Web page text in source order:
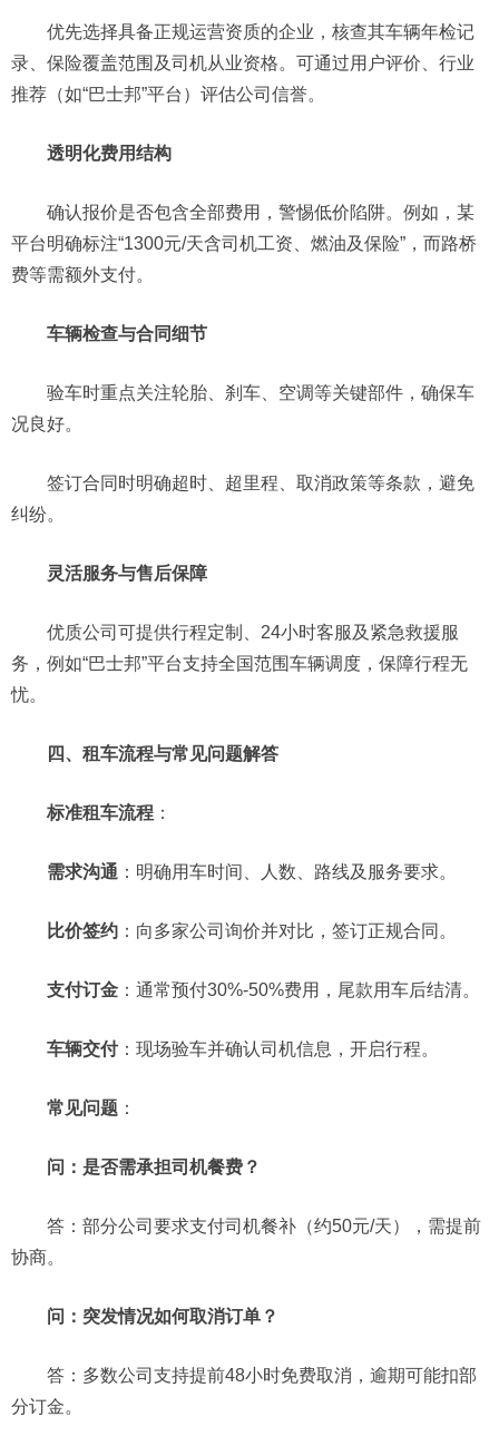
优先选择具备正规运营资质的企业，核查其车辆年检记
录、保险覆盖范围及司机从业资格。可通过用户评价、行业
推荐（如“巴士邦”平台）评估公司信誉。
透明化费用结构
确认报价是否包含全部费用，警惕低价陷阱。例如，某
平台明确标注“1300元/天含司机工资、燃油及保险”，而路桥
费等需额外支付。
车辆检查与合同细节
验车时重点关注轮胎、刹车、空调等关键部件，确保车
况良好。
签订合同时明确超时、超里程、取消政策等条款，避免
纠纷。
灵活服务与售后保障
优质公司可提供行程定制、24小时客服及紧急救援服
务，例如“巴士邦”平台支持全国范围车辆调度，保障行程无
忧。
四、租车流程与常见问题解答
标准租车流程 ：
需求沟通 ：明确用车时间、人数、路线及服务要求。
比价签约 ：向多家公司询价并对比，签订正规合同。
支付订金 ：通常预付30%-50%费用，尾款用车后结清。
车辆交付：现场验车并确认司机信息，开启行程。
常见问题 ：
问：是否需承担司机餐费？
答：部分公司要求支付司机餐补（约50元/天），需提前
协商。
问：突发情况如何取消订单？
答：多数公司支持提前48小时免费取消，逾期可能扣部
分订金。